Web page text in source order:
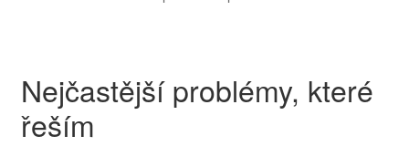
Nejčastější problémy, které
řeším